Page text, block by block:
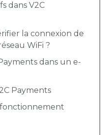
dans V2C
la connexion de
WiFi ?
dans un e-
Payments